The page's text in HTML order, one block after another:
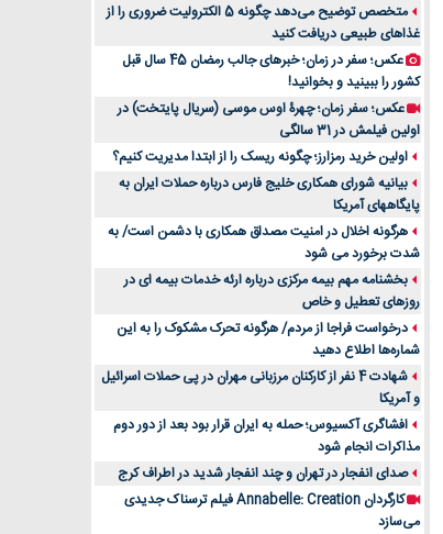
متخصص توضیح می‌دهد چگونه 5 الکترولیت ضروری را از
غذاهای طبیعی دریافت کنید
عکس؛ سفر در زمان؛ خبرهای جالب رمضان 45 سال قبل
کشور را ببینید و بخوانید!
عکس؛ سفر زمان؛ چهرۀ اوس موسی (سریال پایتخت) در
اولین فیلمش در 31 سالگی
اولین خرید رمزارز؛ چگونه ریسک را از ابتدا مدیریت کنیم؟
بیانیه شورای همکاری خلیج فارس درباره حملات ایران به
پایگاههای آمریکا
هرگونه اخلال در امنیت مصداق همکاری با دشمن است/ به
شدت برخورد می شود
بخشنامه مهم بیمه مرکزی درباره ارئه خدمات بیمه ای در
روزهای تعطیل و خاص
درخواست فراجا از مردم/ هرگونه تحرک مشکوک را به این
شماره‌ها اطلاع دهید
شهادت 4 نفر از کارکنان مرزبانی مهران در پی حملات اسرائیل
و آمریکا
افشاگری آکسیوس؛ حمله به ایران قرار بود بعد از دور دوم
مذاکرات انجام شود
صدای انفجار در تهران و چند انفجار شدید در اطراف کرج
کارگردان Annabelle: Creation فیلم ترسناک جدیدی
می‌سازد